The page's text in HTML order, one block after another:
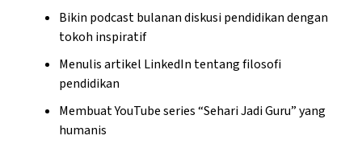
Bikin podcast bulanan diskusi pendidikan dengan
tokoh inspiratif
Menulis artikel LinkedIn tentang filosofi
pendidikan
Membuat YouTube series “Sehari Jadi Guru” yang
humanis